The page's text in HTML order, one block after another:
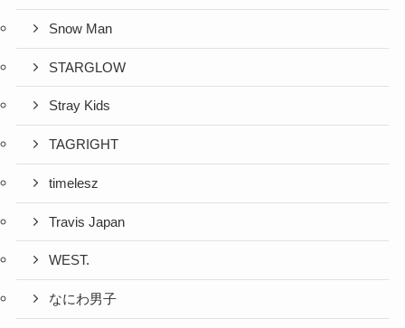
Snow Man
STARGLOW
Stray Kids
TAGRIGHT
timelesz
Travis Japan
WEST.
なにわ男子